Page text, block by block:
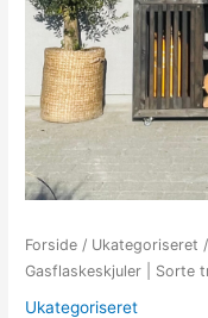
Forside / Ukategoriseret
Gasflaskeskjuler | Sorte
Ukategoriseret